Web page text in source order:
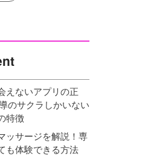
えないアプリの正
のサクラしかいない
特徴
ッサージを解説！専
も体験できる方法